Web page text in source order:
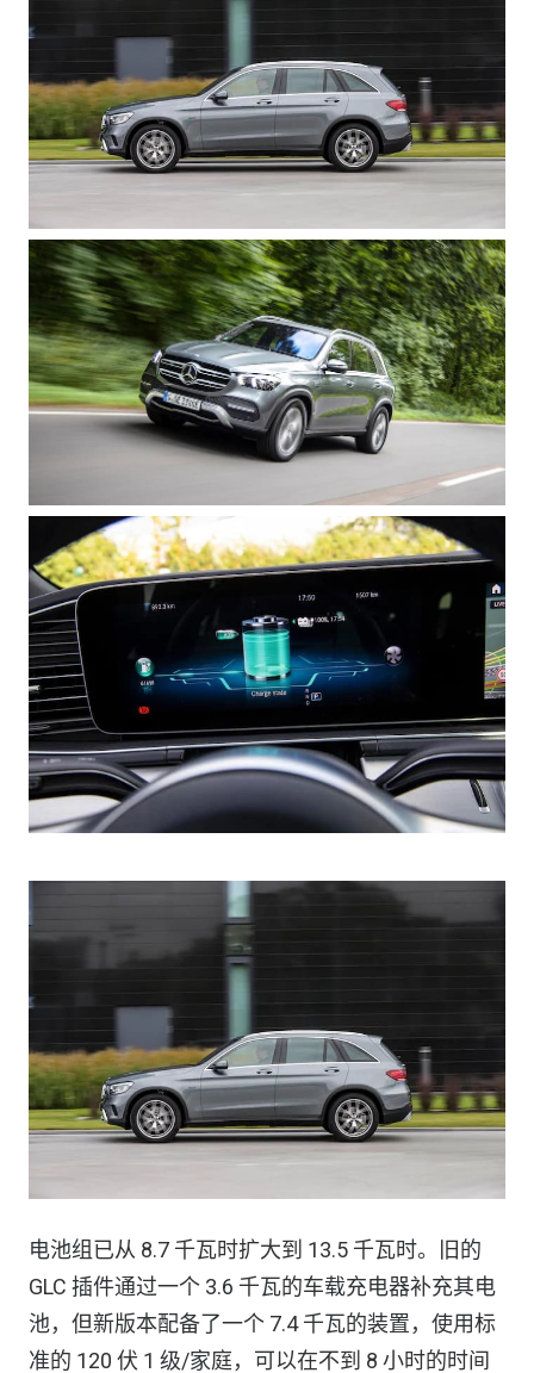
电池组已从 8.7 千瓦时扩大到 13.5 千瓦时。旧的
GLC 插件通过一个 3.6 千瓦的车载充电器补充其电
池，但新版本配备了一个 7.4 千瓦的装置，使用标
准的 120 伏 1 级/家庭，可以在不到 8 小时的时间